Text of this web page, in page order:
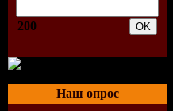
200
Наш опрос